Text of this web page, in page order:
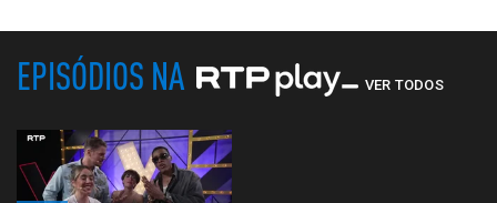
EPISÓDIOS NA VER TODOS